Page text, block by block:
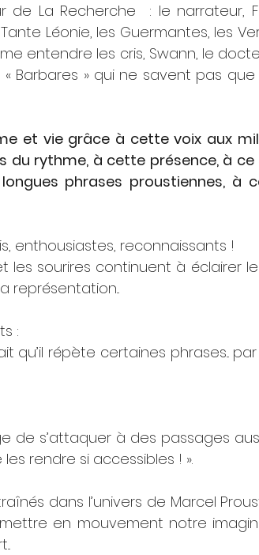
de La Recherche  : le narrateur,
Léonie, les Guermantes, les
entendre les cris, Swann, le
Barbares » qui ne savent pas
et vie grâce à cette voix aux
du rythme, à cette présence, à ce
phrases proustiennes, à
enthousiastes, reconnaissants !
les sourires continuent à éclairer
représentation...
:
qu’il répète certaines phrases...
de s’attaquer à des passages
rendre si accessibles ! ».
dans l’univers de Marcel
en mouvement notre